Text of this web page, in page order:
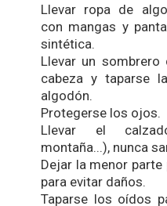
Llevar ropa de
con mangas y
sintética.
Llevar un
cabeza y taparse
algodón.
Protegerse los ojos.
Llevar el
montaña...), nunca
Dejar la menor
para evitar daños.
Taparse los oídos